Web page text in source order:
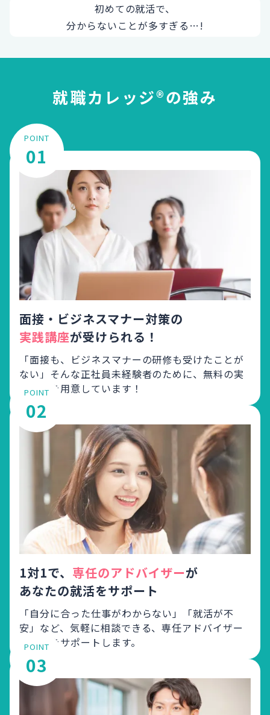
初めての就活で、
分からないことが多すぎる…!
就職カレッジ®の強み
POINT
01
面接・ビジネスマナー対策の
実践講座が受けられる！
「面接も、ビジネスマナーの研修も受けたことが
ない」 そんな正社員未経験者のために、無料の実
践講座を用意しています！
POINT
02
1対1で、 専任のアドバイザーが
あなたの就活をサポート
「自分に合った仕事がわからない」「就活が不
安」など、 気軽に相談できる、専任アドバイザー
が就活をサポートします。
POINT
03